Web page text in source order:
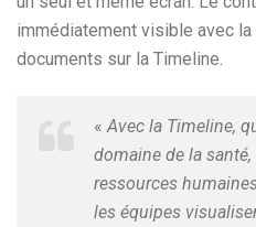
immédiatement visible avec
documents sur la Timeline.
«Avec la Timeline,
domaine de la
ressources
les équipes